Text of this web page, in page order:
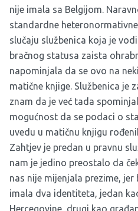
nije imala sa Belgijom.
standardne
slučaju službenica koja je
bračnog statusa zaista
napominjala da se ovo na
matične knjige. Službenica je
znam da je već tada
mogućnost da se podaci o
uvedu u matičnu knjigu
Zahtjev je predan u pravnu
nam je jedino preostalo da
nas nije mijenjala prezime,
imala dva identiteta, jedan
Hercegovine, drugi kao